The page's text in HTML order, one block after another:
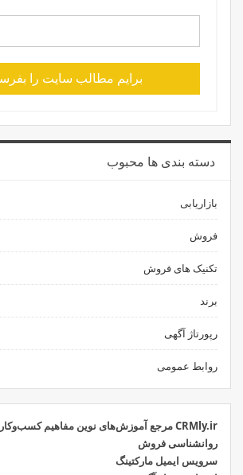
برایم مطالب سایت را
دسته بندی ها محبوب
بازاریابی
فروش
تکنیک های فروش
برند
رپورتاژ آگهی
روابط عمومی
CRMly.ir مرجع آموزش‌های نوین مفاهیم کسب‌وکاری
روانشناسی فروش
سرویس ایمیل مارکتینگ